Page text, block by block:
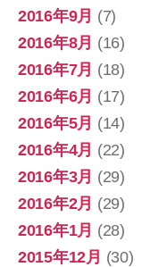
2016年9月 (7)
2016年8月 (16)
2016年7月 (18)
2016年6月 (17)
2016年5月 (14)
2016年4月 (22)
2016年3月 (29)
2016年2月 (29)
2016年1月 (28)
2015年12月 (30)